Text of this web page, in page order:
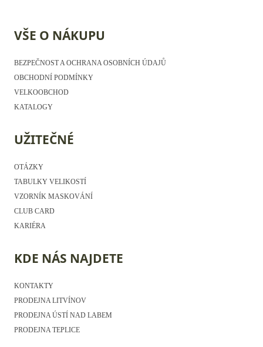
VŠE O NÁKUPU
BEZPEČNOST A OCHRANA OSOBNÍCH ÚDAJŮ
OBCHODNÍ PODMÍNKY
VELKOOBCHOD
KATALOGY
UŽITEČNÉ
OTÁZKY
TABULKY VELIKOSTÍ
VZORNÍK MASKOVÁNÍ
CLUB CARD
KARIÉRA
KDE NÁS NAJDETE
KONTAKTY
PRODEJNA LITVÍNOV
PRODEJNA ÚSTÍ NAD LABEM
PRODEJNA TEPLICE